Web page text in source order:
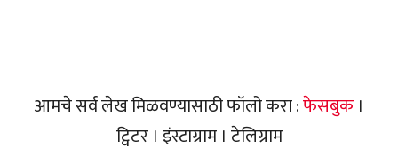
आमचे सर्व लेख मिळवण्यासाठी फॉलो करा :फेसबुक ।
ट्विटर । इंस्टाग्राम । टेलिग्राम